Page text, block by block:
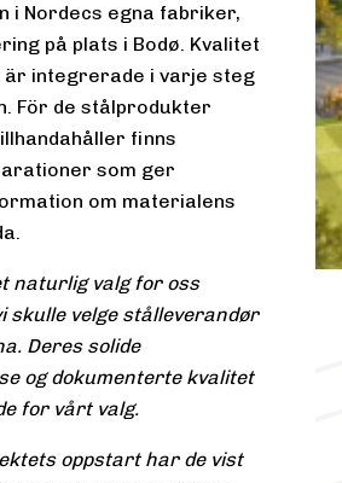
i Nordecs egna fabriker,
på plats i Bodø. Kvalitet
är integrerade i varje steg
För de stålprodukter
finns
som ger
om materialens
naturlig valg for oss
skulle velge stålleverandør
Deres solide
og dokumenterte kvalitet
for vårt valg.
oppstart har de vist